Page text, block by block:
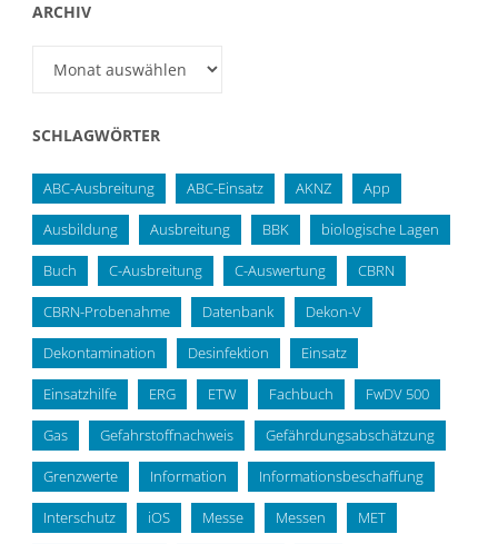
ARCHIV
SCHLAGWÖRTER
ABC-Ausbreitung ABC-Einsatz AKNZ App
Ausbildung Ausbreitung BBK biologische Lagen
Buch C-Ausbreitung C-Auswertung CBRN
CBRN-Probenahme Datenbank Dekon-V
Dekontamination Desinfektion Einsatz
Einsatzhilfe ERG ETW Fachbuch FwDV 500
Gas Gefahrstoffnachweis Gefährdungsabschätzung
Grenzwerte Information Informationsbeschaffung
Interschutz iOS Messe Messen MET